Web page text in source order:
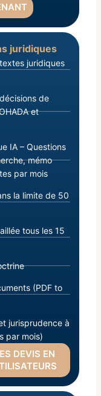
juridiques
juridiques
de
et
IA – Questions
mémo
par mois
la limite de 50
tous les 15
(PDF to
jurisprudence à
par mois)
DEVIS EN